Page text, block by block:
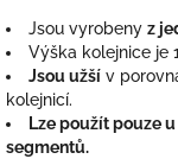
Jsou vyrobeny z
Výška kolejnice je
Jsou užší v
kolejnicí.
Lze použít pouze
segmentů.